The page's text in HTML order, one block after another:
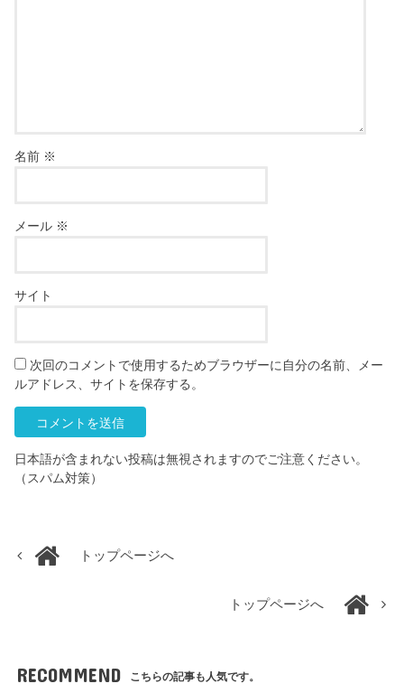
名前 ※
メール ※
サイト
次回のコメントで使用するためブラウザーに自分の名前、メー
ルアドレス、サイトを保存する。
日本語が含まれない投稿は無視されますのでご注意ください。
（スパム対策）
トップページへ
トップページへ
RECOMMEND こちらの記事も人気です。